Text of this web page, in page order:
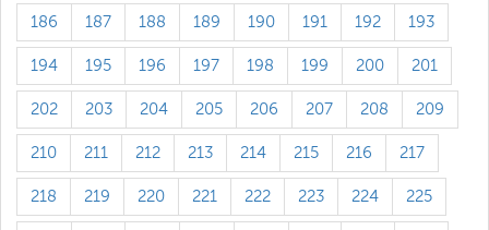
186 187 188 189 190 191 192 193
194 195 196 197 198 199 200 201
202 203 204 205 206 207 208 209
210 211 212 213 214 215 216 217
218 219 220 221 222 223 224 225